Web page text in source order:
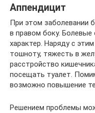
Аппендицит
При этом заболевании
в правом боку.
характер. Наряду с
тошноту, тяжесть в
расстройство
посещать туалет.
возможно повышение
Решением проблемы